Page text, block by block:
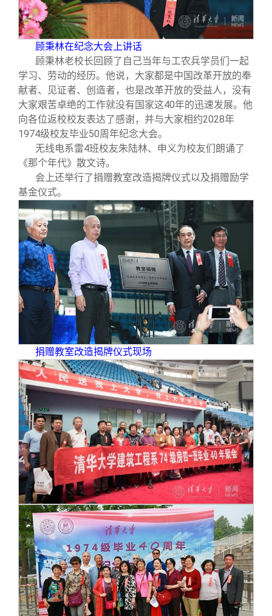
顾秉林在纪念大会上讲话
顾秉林老校长回顾了自己当年与工农兵学员们一起
学习、劳动的经历。他说，大家都是中国改革开放的奉
献者、见证者、创造者，也是改革开放的受益人，没有
大家艰苦卓绝的工作就没有国家这40年的迅速发展。他
向各位返校校友表达了感谢，并与大家相约2028年
1974级校友毕业50周年纪念大会。
无线电系雷4班校友朱陆林、申义为校友们朗诵了
《那个年代》散文诗。
会上还举行了捐赠教室改造揭牌仪式以及捐赠励学
基金仪式。
捐赠教室改造揭牌仪式现场